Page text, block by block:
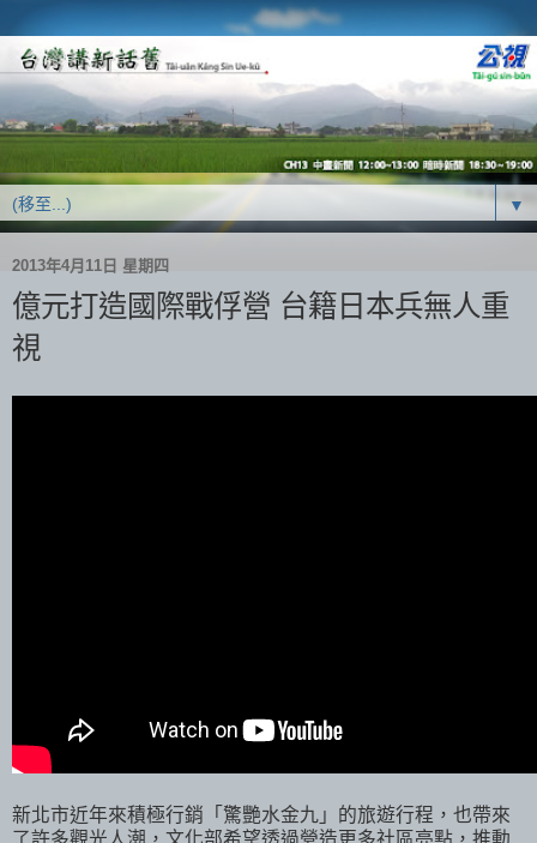
▼
2013年4月11日 星期四
億元打造國際戰俘營 台籍日本兵無人重
視
新北市近年來積極行銷「驚艷水金九」的旅遊行程，也帶來
了許多觀光人潮，文化部希望透過營造更多社區亮點，推動